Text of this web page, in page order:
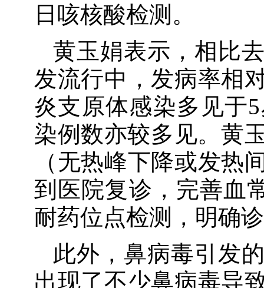
日咳核酸检测。
黄玉娟表示，相比
发流行中，发病率相
炎支原体感染多见于
染例数亦较多见。黄
（无热峰下降或发热
到医院复诊，完善血
耐药位点检测，明确
此外，鼻病毒引发
出现了不少鼻病毒导